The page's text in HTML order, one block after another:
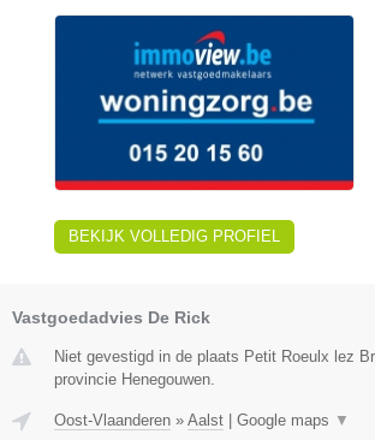
BEKIJK VOLLEDIG PROFIEL
Vastgoedadvies De Rick
Niet gevestigd in de plaats Petit Roeulx lez
provincie Henegouwen.
Oost-Vlaanderen » Aalst Google maps ▼